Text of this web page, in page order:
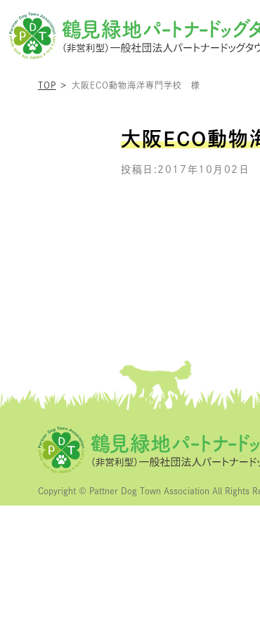
TOP 大阪ECO動物海洋専門学校 様
大阪ECO動
投稿日:2017年10月02日
Copyright © Pattner Dog Town Association All Rights